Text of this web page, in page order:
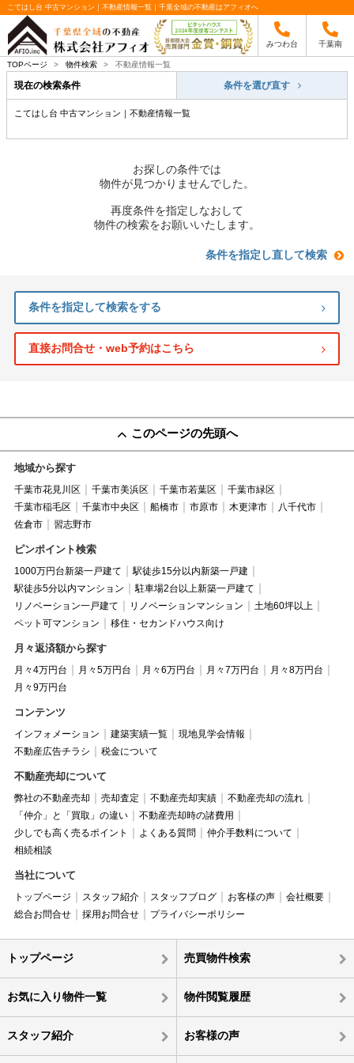
こてはし台 中古マンション｜不動産情報一覧｜千葉全域の不動産はアフィオへ
みつわ台 千葉南
TOPページ > 物件検索 > 不動産情報一覧
現在の検索条件 条件を選び直す
こてはし台 中古マンション｜不動産情報一覧
お探しの条件では
物件が見つかりませんでした。
再度条件を指定しなおして
物件の検索をお願いいたします。
条件を指定し直して検索
条件を指定して検索をする
直接お問合せ・web予約はこちら
このページの先頭へ
地域から探す
千葉市花見川区 千葉市美浜区 千葉市若葉区
千葉市緑区
千葉市稲毛区
千葉市中央区 船橋市 市原市 木更津市
八千代市
佐倉市
習志野市
ピンポイント検索
1000万円台新築一戸建て
駅徒歩15分以内新築一戸建
駅徒歩5分以内マンション
駐車場2台以上新築一戸建て
リノベーション一戸建て
リノベーションマンション
土地60坪以上
ペット可マンション
移住・セカンドハウス向け
月々返済額から探す
月々4万円台 月々5万円台 月々6万円台 月々7万円台
月々8万円台
月々9万円台
コンテンツ
インフォメーション 建築実績一覧
現地見学会情報
不動産広告チラシ
税金について
不動産売却について
弊社の不動産売却 売却査定 不動産売却実績
不動産売却の流れ
「仲介」と「買取」の違い
不動産売却時の諸費用
少しでも高く売るポイント
よくある質問
仲介手数料について
相続相談
当社について
トップページ スタッフ紹介 スタッフブログ お客様の声
会社概要
総合お問合せ
採用お問合せ プライバシーポリシー
トップページ 売買物件検索
お気に入り物件一覧 物件閲覧履歴
スタッフ紹介 お客様の声